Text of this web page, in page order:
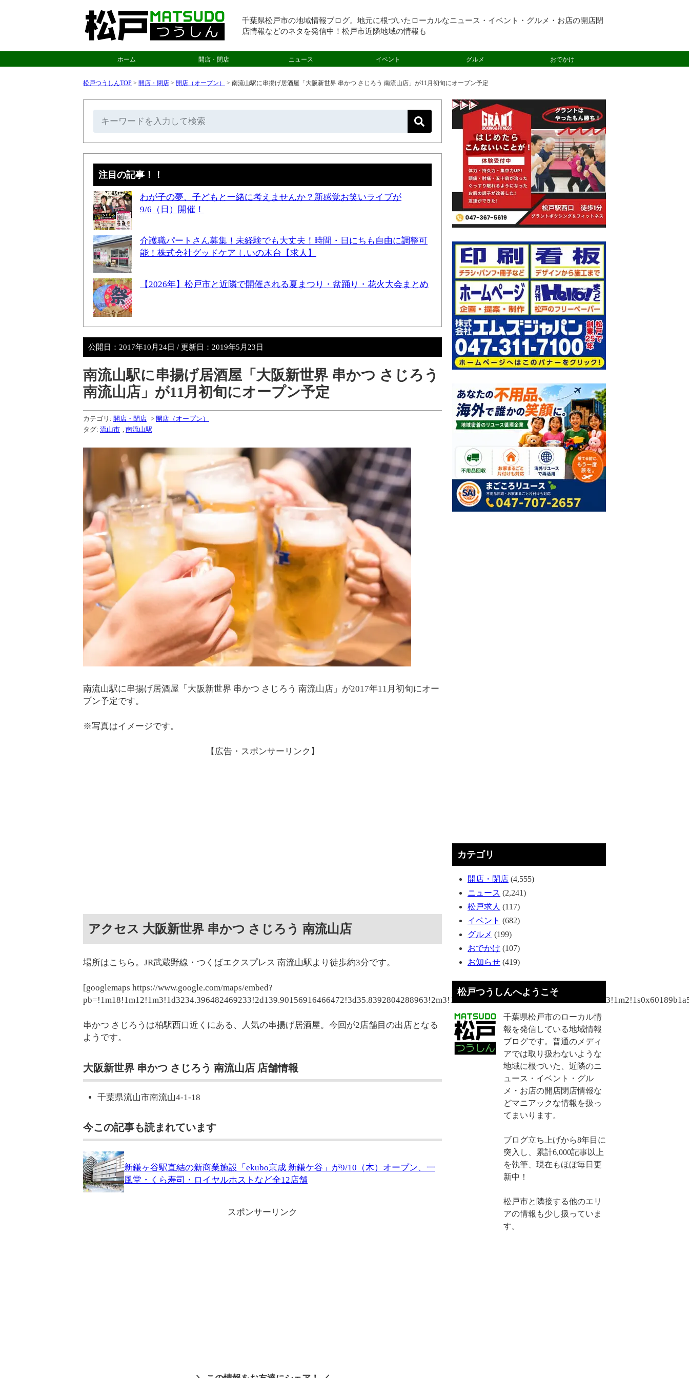
千葉県松戸市の地域情報ブログ。地元に根づいたローカルなニュース・イベント・グルメ・お店の開店閉
店情報などのネタを発信中！松戸市近隣地域の情報も
ホーム 開店・閉店 ニュース イベント グルメ おでかけ
松戸つうしんTOP > 開店・閉店 > 開店（オープン） > 南流山駅に串揚げ居酒屋「大阪新世界 串かつ さじろう 南流山店」が11月初旬にオープン予定
注目の記事！！
わが子の夢、子どもと一緒に考えませんか？新感覚お笑いライブが
9/6（日）開催！
介護職パートさん募集！未経験でも大丈夫！時間・日にちも自由に調整可
能！株式会社グッドケア しいの木台【求人】
【2026年】松戸市と近隣で開催される夏まつり・盆踊り・花火大会まとめ
公開日： 2017年10月24日 / 更新日： 2019年5月23日
南流山駅に串揚げ居酒屋「大阪新世界 串かつ さじろう
南流山店」が11月初旬にオープン予定
カテゴリ: 開店・閉店 > 開店（オープン）
タグ: 流山市 南流山駅
南流山駅に串揚げ居酒屋「大阪新世界 串かつ さじろう 南流山店」が2017年11月初旬にオー
プン予定です。
※写真はイメージです。
【広告・スポンサーリンク】
アクセス 大阪新世界 串かつ さじろう 南流山店
場所はこちら。JR武蔵野線・つくばエクスプレス 南流山駅より徒歩約3分です。
[googlemaps https://www.google.com/maps/embed?
串かつ さじろうは柏駅西口近くにある、人気の串揚げ居酒屋。今回が2店舗目の出店となる
ようです。
大阪新世界 串かつ さじろう 南流山店 店舗情報
千葉県流山市南流山4-1-18
今この記事も読まれています
新鎌ヶ谷駅直結の新商業施設「ekubo京成 新鎌ケ谷」が9/10（木）オープン、一
風堂・くら寿司・ロイヤルホストなど全12店舗
スポンサーリンク
カテゴリ
開店・閉店 (4,555)
ニュース (2,241)
松戸求人 (117)
イベント (682)
グルメ (199)
おでかけ (107)
お知らせ (419)
松戸つうしんへようこそ
千葉県松戸市のローカル情
報を発信している地域情報
ブログです。普通のメディ
アでは取り扱わないような
地域に根づいた、近隣のニ
ュース・イベント・グル
メ・お店の開店閉店情報な
どマニアックな情報を扱っ
てまいります。
ブログ立ち上げから8年目に
突入し、累計6,000記事以上
を執筆、現在もほぼ毎日更
新中！
松戸市と隣接する他のエリ
アの情報も少し扱っていま
す。